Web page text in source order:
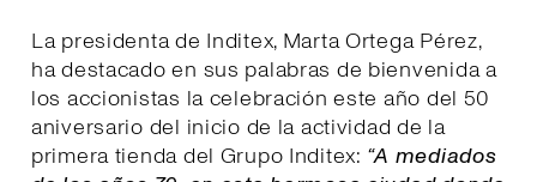
La presidenta de Inditex, Marta Ortega Pérez,
ha destacado en sus palabras de bienvenida a
los accionistas la celebración este año del 50
aniversario del inicio de la actividad de la
primera tienda del Grupo Inditex: “A mediados